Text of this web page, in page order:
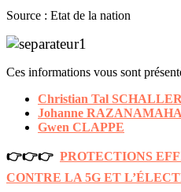
Source : Etat de la nation
Ces informations vous sont
Christian Tal SCHALLER
Johanne
Gwen CLAPPE
👉👉👉 PROTECTIONS
CONTRE LA 5G ET